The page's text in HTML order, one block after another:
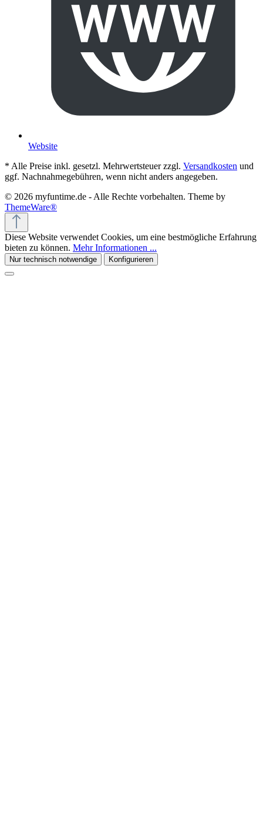
Website
* Alle Preise inkl. gesetzl. Mehrwertsteuer zzgl. Versandkosten und
ggf. Nachnahmegebühren, wenn nicht anders angegeben.
© 2026 myfuntime.de - Alle Rechte vorbehalten. Theme by
ThemeWare®
Diese Website verwendet Cookies, um eine bestmögliche Erfahrung
bieten zu können. Mehr Informationen ...
Nur technisch notwendige Konfigurieren